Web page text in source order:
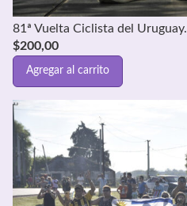
81ª Vuelta Ciclista del Uruguay.
$200,00
Agregar al carrito